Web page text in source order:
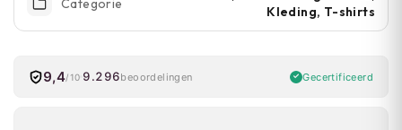
Categorie
Kleding, T-shirts
9,4/10 9.296beoordelingen Gecertificeerd